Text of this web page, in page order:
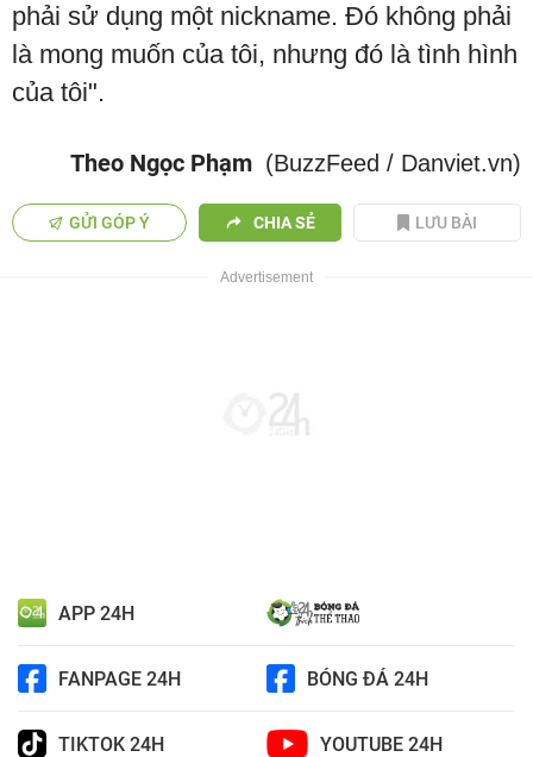
phải sử dụng một nickname. Đó không phải
là mong muốn của tôi, nhưng đó là tình hình
của tôi".
Theo Ngọc Phạm (BuzzFeed / Danviet.vn)
GỬI GÓP Ý CHIA SẺ LƯU BÀI
APP 24H
FANPAGE 24H BÓNG ĐÁ 24H
TIKTOK 24H YOUTUBE 24H